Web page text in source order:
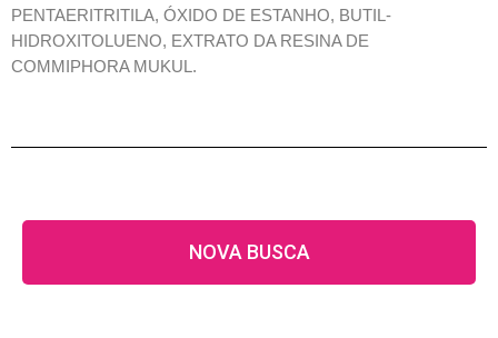
PENTAERITRITILA, ÓXIDO DE ESTANHO, BUTIL-
HIDROXITOLUENO, EXTRATO DA RESINA DE
COMMIPHORA MUKUL.
NOVA BUSCA